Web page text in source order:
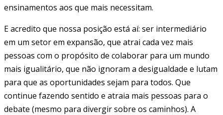
ensinamentos aos que mais necessitam.
E acredito que nossa posição está aí: ser intermediário
em um setor em expansão, que atrai cada vez mais
pessoas com o propósito de colaborar para um mundo
mais igualitário, que não ignoram a desigualdade e lutam
para que as oportunidades sejam para todos. Que
continue fazendo sentido e atraia mais pessoas para o
debate (mesmo para divergir sobre os caminhos). A